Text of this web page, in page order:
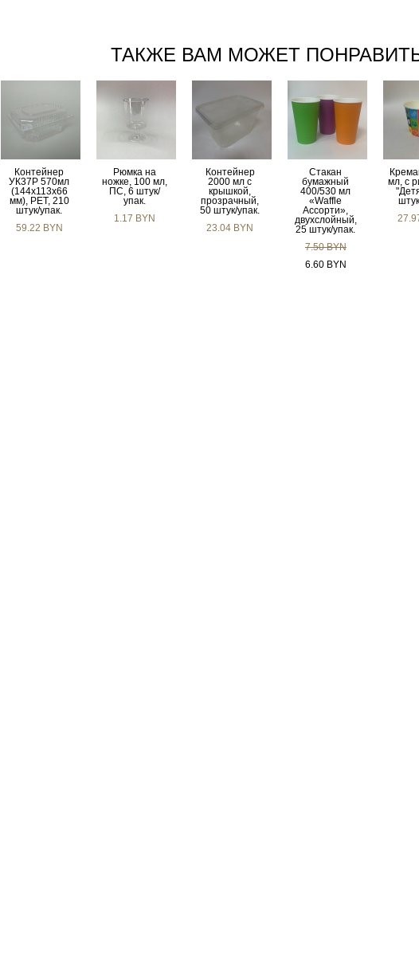
ТАКЖЕ ВАМ МОЖЕТ
Контейнер
УК37Р 570мл
(144x113x66
мм), PET, 210
штук/упак.
59.22 BYN
Рюмка на
ножке, 100 мл,
ПС, 6 штук/
упак.
1.17 BYN
Контейнер
2000 мл с
крышкой,
прозрачный,
50 штук/упак.
23.04 BYN
Стакан
бумажный
400/530 мл
«Waffle
Ассорти»,
двухслойный,
25 штук/упак.
7.50 BYN
6.60 BYN
мл, с